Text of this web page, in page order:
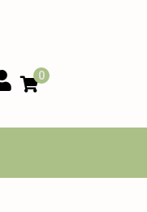
0